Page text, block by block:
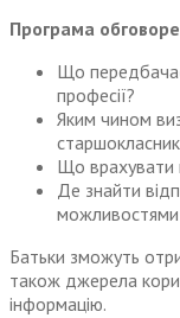
Програма
Що
професії?
Яким чином
Що врахувати
Де знайти
Батьки зможуть
також джерела
інформацію.